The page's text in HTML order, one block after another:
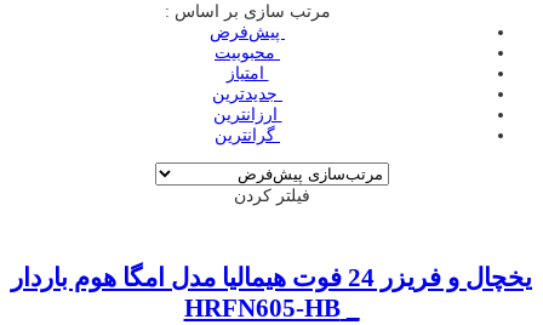
مرتب سازی بر اساس :
‌ پیش‌فرض
‌ محبوبیت
‌ امتیاز
‌ جدیدترین
‌ ارزانترین
‌ گرانترین
فیلتر کردن
یخچال و فریزر 24 فوت هیمالیا مدل امگا هوم باردار
_ HRFN605-HB